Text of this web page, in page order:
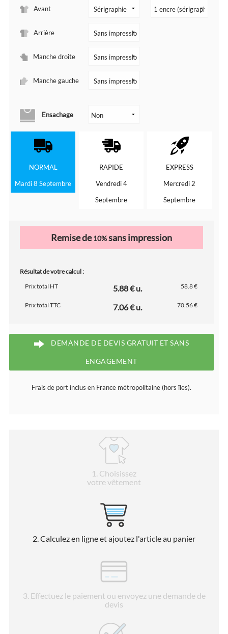
Avant
Arrière
Manche droite
Manche gauche
Ensachage
NORMAL
Mardi 8 Septembre
RAPIDE
Vendredi 4
Septembre
EXPRESS
Mercredi 2
Septembre
Remise de10%sans impression
Résultat de votre calcul :
Prix total HT
5.88 € u. 58.8 €
Prix total TTC 7.06 € u. 70.56 €
DEMANDE DE DEVIS GRATUIT ET SANS
ENGAGEMENT
Frais de port inclus en France métropolitaine (hors îles).
1 . Choisissez
votre vêtement
2. Calculez en ligne et ajoutez l'article au panier
3 . Effectuez le paiement ou envoyez une demande de
devis